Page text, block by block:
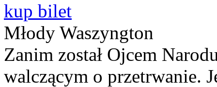
kup bilet
Młody Waszyngton
Zanim został Ojcem
walczącym o przetrwanie.